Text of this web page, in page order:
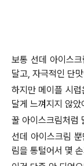
보통 선데 아이스
달고, 자극적인 단
하지만 메이플 시
달게 느껴지지 않았
꿀 아이스크림처럼
선데 아이스크림
림을 통털어서 몇